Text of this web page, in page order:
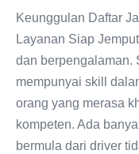
Keunggulan Daftar
Layanan Siap
dan berpengalaman.
mempunyai skill
orang yang merasa
kompeten. Ada
bermula dari driver